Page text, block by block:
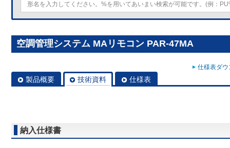
空調管理システム MAリモコン PAR-47MA
仕様表ダ
製品概要 技術資料 仕様表
納入仕様書